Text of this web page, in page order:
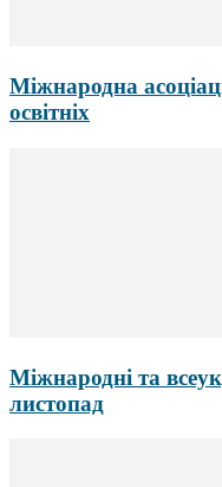
Міжнародна
освітніх
Міжнародні та
листопад